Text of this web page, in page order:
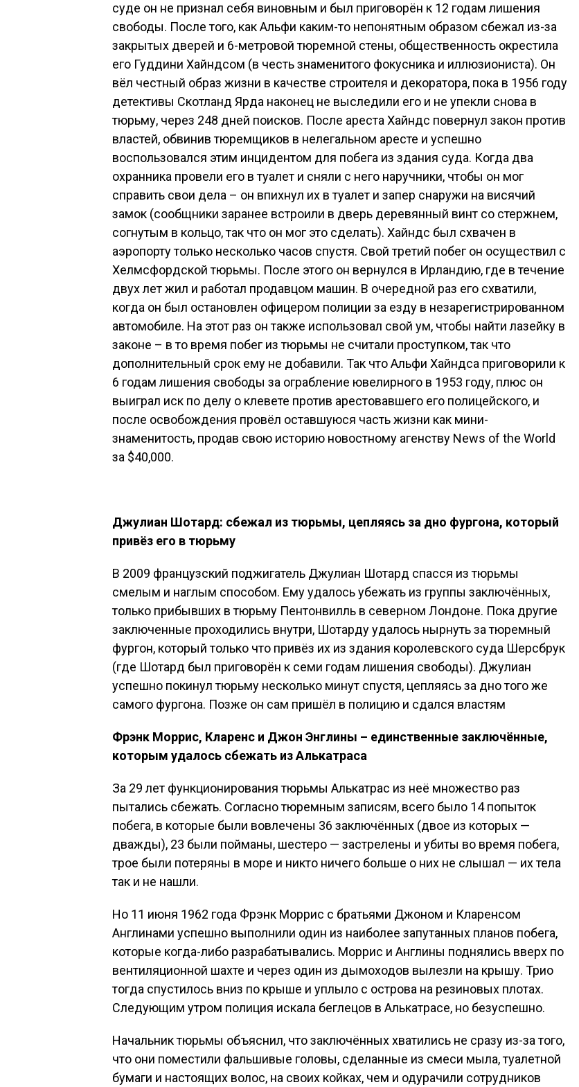
суде он не признал себя виновным и был приговорён к 12 годам лишения
свободы. После того, как Альфи каким-то непонятным образом сбежал из-за
закрытых дверей и 6-метровой тюремной стены, общественность окрестила
его Гуддини Хайндсом (в честь знаменитого фокусника и иллюзиониста). Он
вёл честный образ жизни в качестве строителя и декоратора, пока в 1956 году
детективы Скотланд Ярда наконец не выследили его и не упекли снова в
тюрьму, через 248 дней поисков. После ареста Хайндс повернул закон против
властей, обвинив тюремщиков в нелегальном аресте и успешно
воспользовался этим инцидентом для побега из здания суда. Когда два
охранника провели его в туалет и сняли с него наручники, чтобы он мог
справить свои дела – он впихнул их в туалет и запер снаружи на висячий
замок (сообщники заранее встроили в дверь деревянный винт со стержнем,
согнутым в кольцо, так что он мог это сделать). Хайндс был схвачен в
аэропорту только несколько часов спустя. Свой третий побег он осуществил с
Хелмсфордской тюрьмы. После этого он вернулся в Ирландию, где в течение
двух лет жил и работал продавцом машин. В очередной раз его схватили,
когда он был остановлен офицером полиции за езду в незарегистрированном
автомобиле. На этот раз он также использовал свой ум, чтобы найти лазейку в
законе – в то время побег из тюрьмы не считали проступком, так что
дополнительный срок ему не добавили. Так что Альфи Хайндса приговорили к
6 годам лишения свободы за ограбление ювелирного в 1953 году, плюс он
выиграл иск по делу о клевете против арестовавшего его полицейского, и
после освобождения провёл оставшуюся часть жизни как мини-
знаменитость, продав свою историю новостному агенству News of the World
за $40,000.
Джулиан Шотард: сбежал из тюрьмы, цепляясь за дно фургона, который
привёз его в тюрьму
В 2009 французский поджигатель Джулиан Шотард спасся из тюрьмы
смелым и наглым способом. Ему удалось убежать из группы заключённых,
только прибывших в тюрьму Пентонвилль в северном Лондоне. Пока другие
заключенные проходились внутри, Шотарду удалось нырнуть за тюремный
фургон, который только что привёз их из здания королевского суда Шерсбрук
(где Шотард был приговорён к семи годам лишения свободы). Джулиан
успешно покинул тюрьму несколько минут спустя, цепляясь за дно того же
самого фургона. Позже он сам пришёл в полицию и сдался властям
Фрэнк Моррис, Кларенс и Джон Энглины – единственные заключённые,
которым удалось сбежать из Алькатраса
За 29 лет функционирования тюрьмы Алькатрас из неё множество раз
пытались сбежать. Согласно тюремным записям, всего было 14 попыток
побега, в которые были вовлечены 36 заключённых (двое из которых —
дважды), 23 были пойманы, шестеро — застрелены и убиты во время побега,
трое были потеряны в море и никто ничего больше о них не слышал — их тела
так и не нашли.
Но 11 июня 1962 года Фрэнк Моррис с братьями Джоном и Кларенсом
Англинами успешно выполнили один из наиболее запутанных планов побега,
которые когда-либо разрабатывались. Моррис и Англины поднялись вверх по
вентиляционной шахте и через один из дымоходов вылезли на крышу. Трио
тогда спустилось вниз по крыше и уплыло с острова на резиновых плотах.
Следующим утром полиция искала беглецов в Алькатрасе, но безуспешно.
Начальник тюрьмы объяснил, что заключённых хватились не сразу из-за того,
что они поместили фальшивые головы, сделанные из смеси мыла, туалетной
бумаги и настоящих волос, на своих койках, чем и одурачили сотрудников